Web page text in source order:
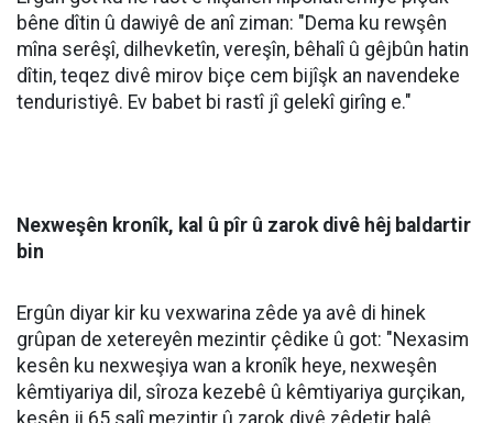
Ergûn da zanîn ku nexasim di demeke kurt de
vexwarina pir zêde ya avê dibe ku rê li ber
nexweşiyeke mezin a bi navê hiponatremî veke.
Ergûn bal kişand ser wê yekê ku di carekê de
vexwarina 3 yan 4 lître ava peyvekî dikare metirsiyê
çêbike. Divê mirov vexwarina avê belavî nava tevahiya
rojê bike û bi pîvanekê vexwe."